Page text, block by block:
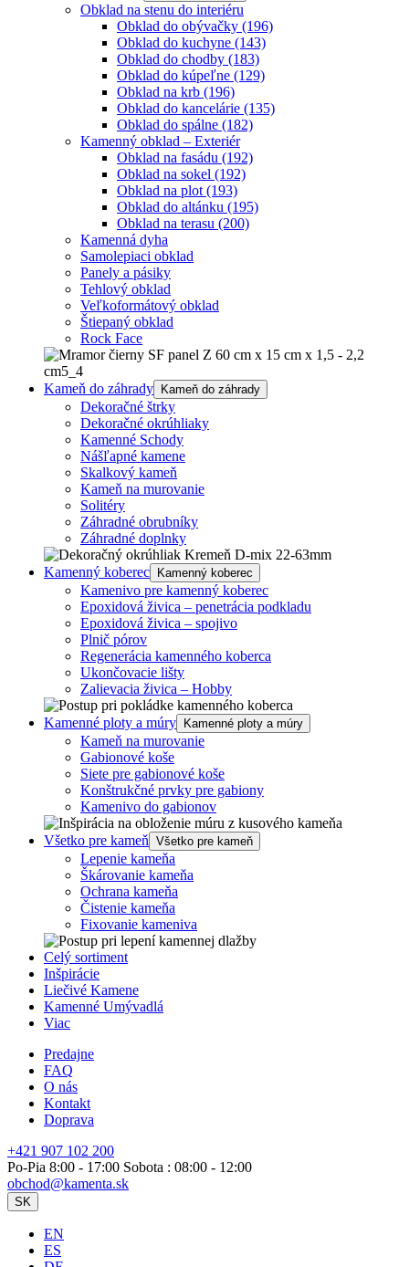
Obklad na stenu do interiéru
Obklad do obývačky (196)
Obklad do kuchyne (143)
Obklad do chodby (183)
Obklad do kúpeľne (129)
Obklad na krb (196)
Obklad do kancelárie (135)
Obklad do spálne (182)
Kamenný obklad – Exteriér
Obklad na fasádu (192)
Obklad na sokel (192)
Obklad na plot (193)
Obklad do altánku (195)
Obklad na terasu (200)
Kamenná dyha
Samolepiaci obklad
Panely a pásiky
Tehlový obklad
Veľkoformátový obklad
Štiepaný obklad
Rock Face
Kameň do záhrady Kameň do záhrady
Dekoračné štrky
Dekoračné okrúhliaky
Kamenné Schody
Nášľapné kamene
Skalkový kameň
Kameň na murovanie
Solitéry
Záhradné obrubníky
Záhradné doplnky
Kamenný koberec Kamenný koberec
Kamenivo pre kamenný koberec
Epoxidová živica – penetrácia podkladu
Epoxidová živica – spojivo
Plnič pórov
Regenerácia kamenného koberca
Ukončovacie lišty
Zalievacia živica – Hobby
Kamenné ploty a múry Kamenné ploty a múry
Kameň na murovanie
Gabionové koše
Siete pre gabionové koše
Konštrukčné prvky pre gabiony
Kamenivo do gabionov
Všetko pre kameň Všetko pre kameň
Lepenie kameňa
Škárovanie kameňa
Ochrana kameňa
Čistenie kameňa
Fixovanie kameniva
Celý sortiment
Inšpirácie
Liečivé Kamene
Kamenné Umývadlá
Viac
Predajne
FAQ
O nás
Kontakt
Doprava
+421 907 102 200
Po-Pia 8:00 - 17:00 Sobota : 08:00 - 12:00
obchod@kamenta.sk
SK
EN
ES